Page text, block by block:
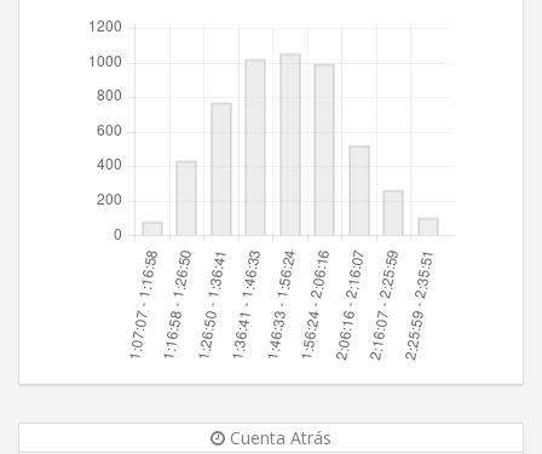
Cuenta Atrás